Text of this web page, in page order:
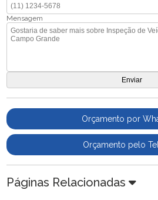
Mensagem
Orçamento por
Orçamento pelo
Páginas Relacionadas